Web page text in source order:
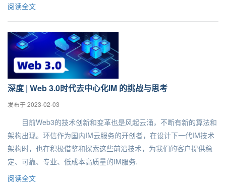
阅读全文
深度 | Web 3.0时代去中心化IM 的挑战与思考
发布于 2023-02-03
目前Web3的技术创新和变革也是风起云涌，不断有新的算法和
架构出现。环信作为国内IM云服务的开创者，在设计下一代IM技术
架构时，也在积极借鉴和探索这些前沿技术，为我们的客户提供稳
定、可靠、专业、低成本高质量的IM服务.
阅读全文